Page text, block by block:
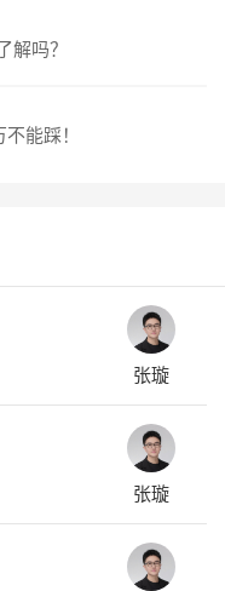
吗？
能踩！
张璇
张璇